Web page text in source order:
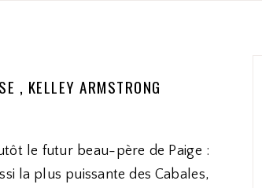
, KELLEY ARMSTRONG
le futur beau-père de Paige :
la plus puissante des Cabales,